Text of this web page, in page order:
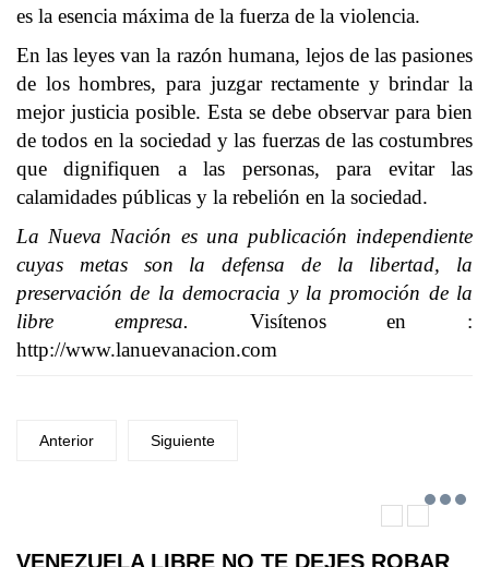
es la esencia máxima de la fuerza de la violencia.
En las leyes van la razón humana, lejos de las pasiones
de los hombres, para juzgar rectamente y brindar la
mejor justicia posible. Esta se debe observar para bien
de todos en la sociedad y las fuerzas de las costumbres
que dignifiquen a las personas, para evitar las
calamidades públicas y la rebelión en la sociedad.
La Nueva Nación es una publicación independiente
cuyas metas son la defensa de la libertad, la
preservación de la democracia y la promoción de la
libre empresa. Visítenos en :
http://www.lanuevanacion.com
Anterior Siguiente
VENEZUELA LIBRE NO TE DEJES ROBAR